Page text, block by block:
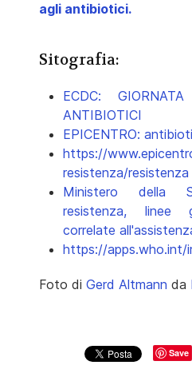
agli antibiotici.
Sitografia:
ECDC:
ANTIBIOTICI
EPICENTRO:
https://
resistenza/resistenza
Ministero della
resistenza, linee
correlate
https://apps.who.int/
Foto di Gerd Altmann da
Save